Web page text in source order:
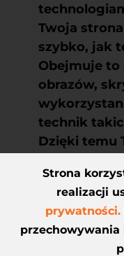
Twoja
szybko, jak
Obejmuje to
obrazów,
technik
Dzięki temu
Twojej
zadowoleni
oznacza
Strona
realizacji
prywatności.
przechowywania